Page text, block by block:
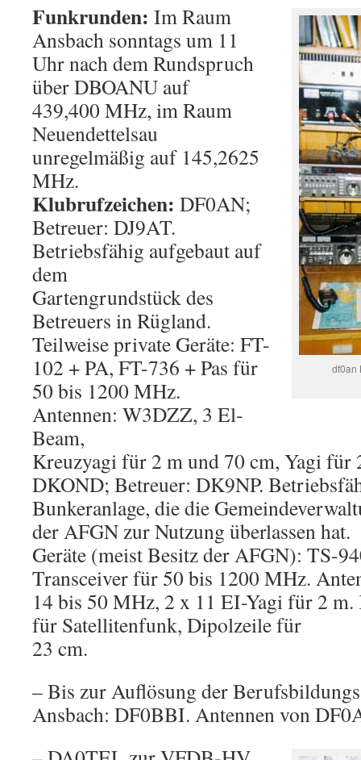
df0an
Funkrunden: Im Raum
Ansbach sonntags um 11
Uhr nach dem Rundspruch
über DBOANU auf
439,400 MHz, im Raum
Neuendettelsau
unregelmäßig auf 145,2625
MHz.
Klubrufzeichen: DF0AN;
Betreuer: DJ9AT.
Betriebsfähig aufgebaut auf
dem
Gartengrundstück des
Betreuers in Rügland.
Teilweise private Geräte: FT-
102 + PA, FT-736 + Pas für
50 bis 1200 MHz.
Antennen: W3DZZ, 3 El-
Beam,
Kreuzyagi für 2 m und 70 cm, Yagi für
DKOND; Betreuer: DK9NP.
Bunkeranlage, die die
der AFGN zur Nutzung überlassen hat.
Geräte (meist Besitz der AFGN): TS-
Transceiver für 50 bis 1200 MHz.
14 bis 50 MHz, 2 x 11 EI-Yagi für 2
für Satellitenfunk, Dipolzeile für
23 cm.
– Bis zur Auflösung der
Ansbach: DF0BBI. Antennen von